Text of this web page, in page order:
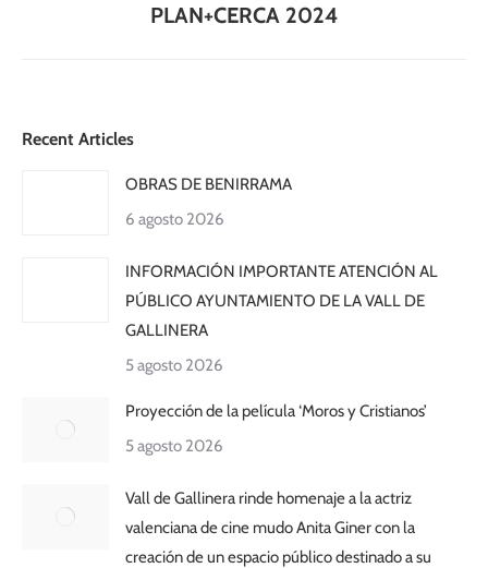
siguiente:
PLAN+CERCA 2024
Recent Articles
OBRAS DE BENIRRAMA
6 agosto 2026
INFORMACIÓN IMPORTANTE ATENCIÓN AL
PÚBLICO AYUNTAMIENTO DE LA VALL DE
GALLINERA
5 agosto 2026
Proyección de la película ‘Moros y Cristianos’
5 agosto 2026
Vall de Gallinera rinde homenaje a la actriz
valenciana de cine mudo Anita Giner con la
creación de un espacio público destinado a su